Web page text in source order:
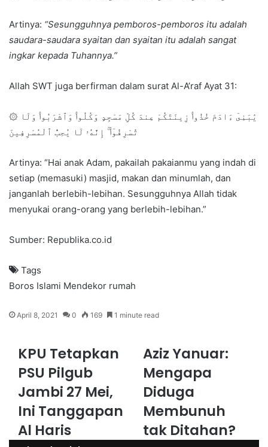
Artinya: “Sesungguhnya pemboros-pemboros itu adalah
saudara-saudara syaitan dan syaitan itu adalah sangat
ingkar kepada Tuhannya.”
Allah SWT juga berfirman dalam surat Al-A’raf Ayat 31:
۞ يَٰبَنِىٓ ءَادَمَ خُذُوا۟ زِينَتَكُمْ عِندَ كُلِّ مَسْجِدٍ وَكُلُوا۟ وَٱشْرَبُوا۟ وَلَا
تُسْرِفُوٓا۟ ۚ إِنَّهُۥ لَا يُحِبُّ ٱلْمُسْرِفِينَ
Artinya: “Hai anak Adam, pakailah pakaianmu yang indah di
setiap (memasuki) masjid, makan dan minumlah, dan
janganlah berlebih-lebihan. Sesungguhnya Allah tidak
menyukai orang-orang yang berlebih-lebihan.”
Sumber: Republika.co.id
Tags
Boros Islami Mendekor rumah
April 8, 2021 0 169 1 minute read
KPU Tetapkan
PSU Pilgub
Jambi 27 Mei,
Ini Tanggapan
Al Haris
Aziz Yanuar:
Mengapa
Diduga
Membunuh
tak Ditahan?